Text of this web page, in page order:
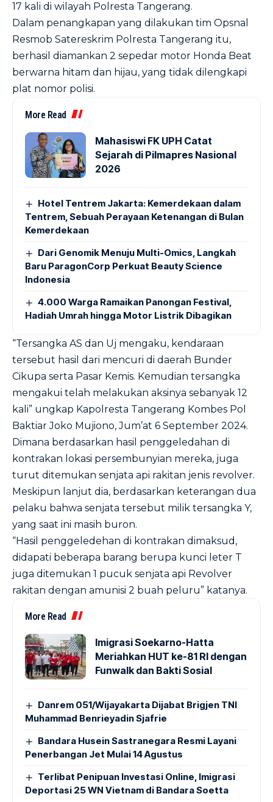
17 kali di wilayah Polresta Tangerang.
Dalam penangkapan yang dilakukan tim Opsnal
Resmob Satereskrim Polresta Tangerang itu,
berhasil diamankan 2 sepedar motor Honda Beat
berwarna hitam dan hijau, yang tidak dilengkapi
plat nomor polisi.
More Read
Mahasiswi FK UPH Catat
Sejarah di Pilmapres Nasional
2026
Hotel Tentrem Jakarta: Kemerdekaan dalam
Tentrem, Sebuah Perayaan Ketenangan di Bulan
Kemerdekaan
Dari Genomik Menuju Multi-Omics, Langkah
Baru ParagonCorp Perkuat Beauty Science
Indonesia
4.000 Warga Ramaikan Panongan Festival,
Hadiah Umrah hingga Motor Listrik Dibagikan
“Tersangka AS dan Uj mengaku, kendaraan
tersebut hasil dari mencuri di daerah Bunder
Cikupa serta Pasar Kemis. Kemudian tersangka
mengakui telah melakukan aksinya sebanyak 12
kali” ungkap Kapolresta Tangerang Kombes Pol
Baktiar Joko Mujiono, Jum’at 6 September 2024.
Dimana berdasarkan hasil penggeledahan di
kontrakan lokasi persembunyian mereka, juga
turut ditemukan senjata api rakitan jenis revolver.
Meskipun lanjut dia, berdasarkan keterangan dua
pelaku bahwa senjata tersebut milik tersangka Y,
yang saat ini masih buron.
“Hasil penggeledehan di kontrakan dimaksud,
didapati beberapa barang berupa kunci leter T
juga ditemukan 1 pucuk senjata api Revolver
rakitan dengan amunisi 2 buah peluru” katanya.
More Read
Imigrasi Soekarno-Hatta
Meriahkan HUT ke-81 RI dengan
Funwalk dan Bakti Sosial
Danrem 051/Wijayakarta Dijabat Brigjen TNI
Muhammad Benrieyadin Sjafrie
Bandara Husein Sastranegara Resmi Layani
Penerbangan Jet Mulai 14 Agustus
Terlibat Penipuan Investasi Online, Imigrasi
Deportasi 25 WN Vietnam di Bandara Soetta